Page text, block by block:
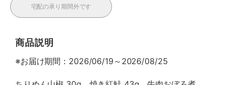
宅配の承り期間外です
商品説明
※お届け期間：2026/06/19～2026/08/25